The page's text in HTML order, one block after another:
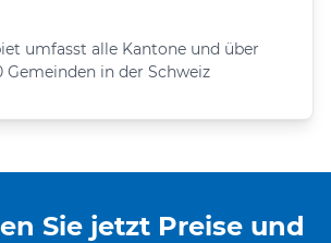
umfasst alle Kantone und über
Gemeinden in der Schweiz
Sie jetzt Preise und